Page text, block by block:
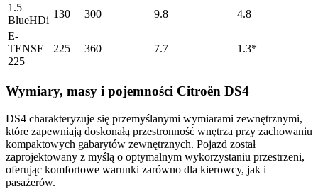
1.5
BlueHDi
130 300 9.8
4.8
E-
TENSE
225
225 360 7.7 1.3*
Wymiary, masy i pojemności Citroën DS4
DS4 charakteryzuje się przemyślanymi wymiarami zewnętrznymi,
które zapewniają doskonałą przestronność wnętrza przy zachowaniu
kompaktowych gabarytów zewnętrznych. Pojazd został
zaprojektowany z myślą o optymalnym wykorzystaniu przestrzeni,
oferując komfortowe warunki zarówno dla kierowcy, jak i
pasażerów.